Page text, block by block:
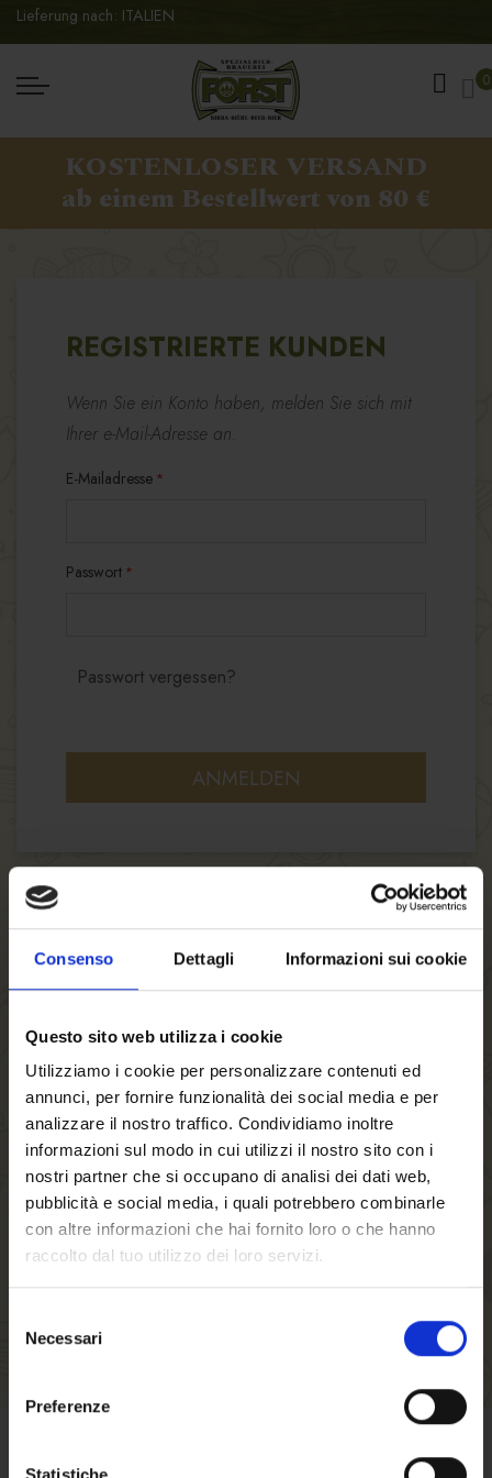
Consenso Dettagli Informazioni sui cookie
Questo sito web utilizza i cookie
Utilizziamo i cookie per personalizzare contenuti ed
annunci, per fornire funzionalità dei social media e per
analizzare il nostro traffico. Condividiamo inoltre
informazioni sul modo in cui utilizzi il nostro sito con i
nostri partner che si occupano di analisi dei dati web,
pubblicità e social media, i quali potrebbero combinarle
con altre informazioni che hai fornito loro o che hanno
raccolto dal tuo utilizzo dei loro servizi.
delNecessari
Preferenze
Lieferung nach: ITALIEN
0
KOSTENLOSER VERSAND
ab einem Bestellwert von 80 €
REGISTRIERTE KUNDEN
Wenn Sie ein Konto haben, melden Sie sich mit
Ihrer e-Mail-Adresse an.
E-Mailadresse
Passwort
ANMELDEN
Passwort vergessen?
NEUE KUNDEN
Wenn Sie in unserem Shop ein Benutzerkonto
einrichten, werden Sie schneller durch den
Bestellvorgang geführt, können mehrere
Versandadressen speichern sowie Ihre
Bestellungen in Ihrem Benutzerkonto einsehen
bzw. verfolgen und vieles mehr.
EIN KONTO ERSTELLEN